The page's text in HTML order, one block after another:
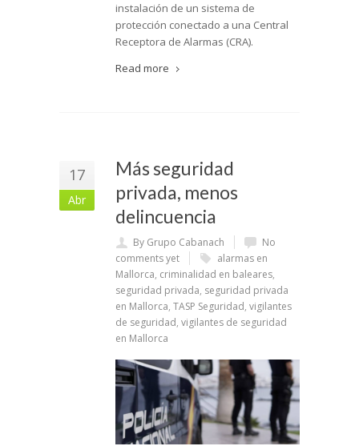
instalación de un sistema de
protección conectado a una Central
Receptora de Alarmas (CRA).
Read more
17
Abr
Más seguridad
privada, menos
delincuencia
By Grupo Cabanach
No
comments yet
alarmas en
Mallorca, criminalidad en baleares,
seguridad privada, seguridad privada
en Mallorca, TASP Seguridad, vigilantes
de seguridad, vigilantes de seguridad
en Mallorca